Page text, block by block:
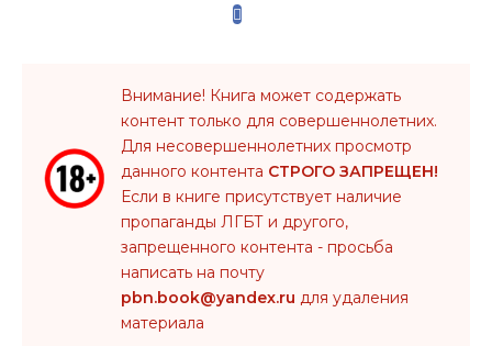
Внимание! Книга может содержать
контент только для совершеннолетних.
Для несовершеннолетних просмотр
данного контента СТРОГО ЗАПРЕЩЕН!
Если в книге присутствует наличие
пропаганды ЛГБТ и другого,
запрещенного контента - просьба
написать на почту
pbn.book@yandex.ru для удаления
материала